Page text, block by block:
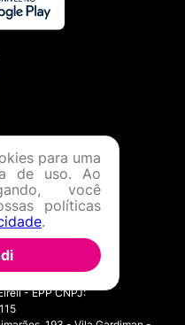
- EPP CNPJ:
para uma
de uso. Ao
você
políticas
.